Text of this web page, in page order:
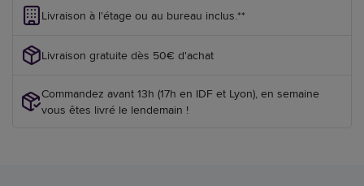
Livraison à l'étage ou au bureau inclus.**
Livraison gratuite dès 50€ d'achat
Commandez avant 13h (17h en IDF et Lyon), en semaine
vous êtes livré le lendemain !